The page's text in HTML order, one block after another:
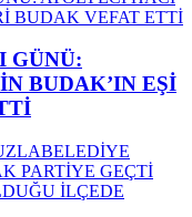
GÜNÜ:
BUDAK’IN EŞİ